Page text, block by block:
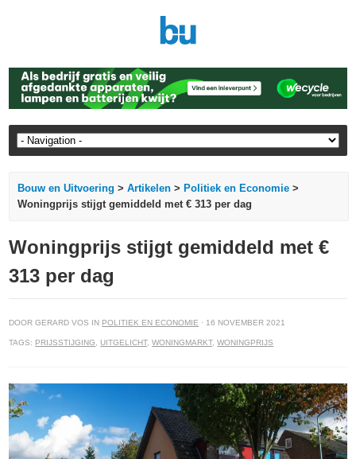
Bouw en Uitvoering >Artikelen > Politiek en Economie >
Woningprijs stijgt gemiddeld met € 313 per dag
Woningprijs stijgt gemiddeld met €
313 per dag
DOOR GERARD VOS IN POLITIEK EN ECONOMIE · 16 NOVEMBER 2021
TAGS: PRIJSSTIJGING,UITGELICHT,WONINGMARKT,WONINGPRIJS